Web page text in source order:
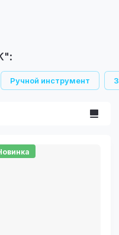
Ручной инструмент